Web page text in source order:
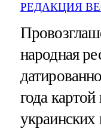
РЕДАКЦИЯ
народная
года
украинских